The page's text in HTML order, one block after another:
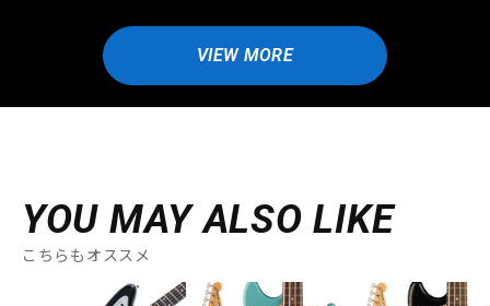
VIEW MORE
YOU MAY ALSO LIKE
こちらもオススメ